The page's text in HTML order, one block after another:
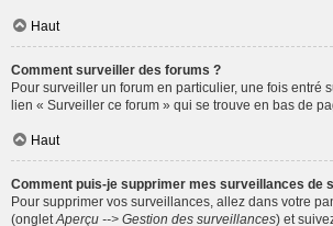
Haut
Comment surveiller des forums ?
Pour surveiller un forum en particulier, une fois entré
lien « Surveiller ce forum » qui se trouve en bas de
Haut
Comment puis-je supprimer mes surveillances de
Pour supprimer vos surveillances, allez dans votre
(onglet Aperçu --> Gestion des surveillances) et